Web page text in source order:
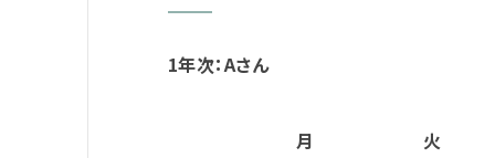
1年次：Aさん
月 火